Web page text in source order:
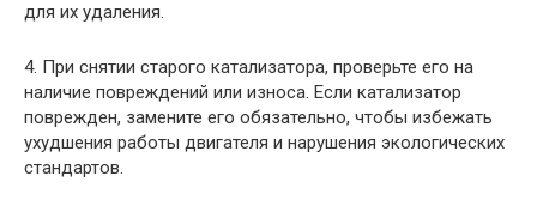
для их удаления.
4. При снятии старого катализатора, проверьте его на
наличие повреждений или износа. Если катализатор
поврежден, замените его обязательно, чтобы избежать
ухудшения работы двигателя и нарушения экологических
стандартов.